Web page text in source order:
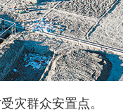
群众安置点。